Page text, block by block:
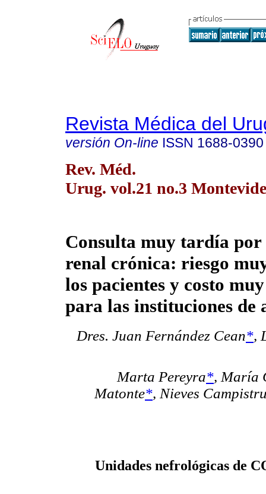
Revista Médica del
versión On-line ISSN 1688-0390
Rev. Méd.
Urug. vol.21 no.3
Consulta muy tardía
renal crónica: riesgo
los pacientes y costo
para las instituciones de
Dres. Juan Fernández Cean*,
Marta Pereyra*, María
Matonte*, Nieves
Unidades nefrológicas de